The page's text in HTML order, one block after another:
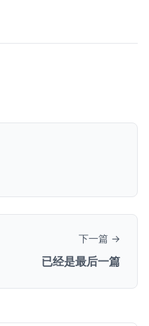
下一篇 →
已经是最后一篇